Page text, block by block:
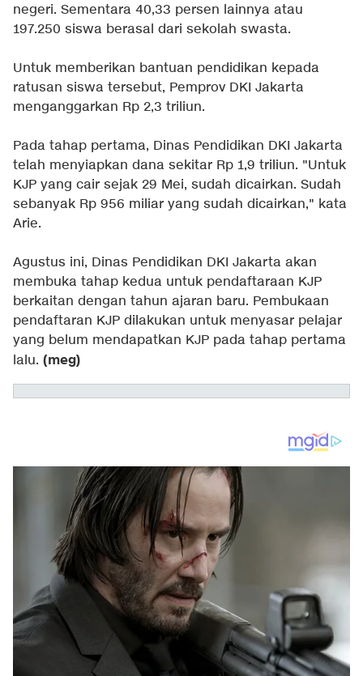
negeri. Sementara 40,33 persen lainnya atau
197.250 siswa berasal dari sekolah swasta.
Untuk memberikan bantuan pendidikan kepada
ratusan siswa tersebut, Pemprov DKI Jakarta
menganggarkan Rp 2,3 triliun.
Pada tahap pertama, Dinas Pendidikan DKI Jakarta
telah menyiapkan dana sekitar Rp 1,9 triliun. "Untuk
KJP yang cair sejak 29 Mei, sudah dicairkan. Sudah
sebanyak Rp 956 miliar yang sudah dicairkan," kata
Arie.
Agustus ini, Dinas Pendidikan DKI Jakarta akan
membuka tahap kedua untuk pendaftaraan KJP
berkaitan dengan tahun ajaran baru. Pembukaan
pendaftaran KJP dilakukan untuk menyasar pelajar
yang belum mendapatkan KJP pada tahap pertama
lalu. (meg)